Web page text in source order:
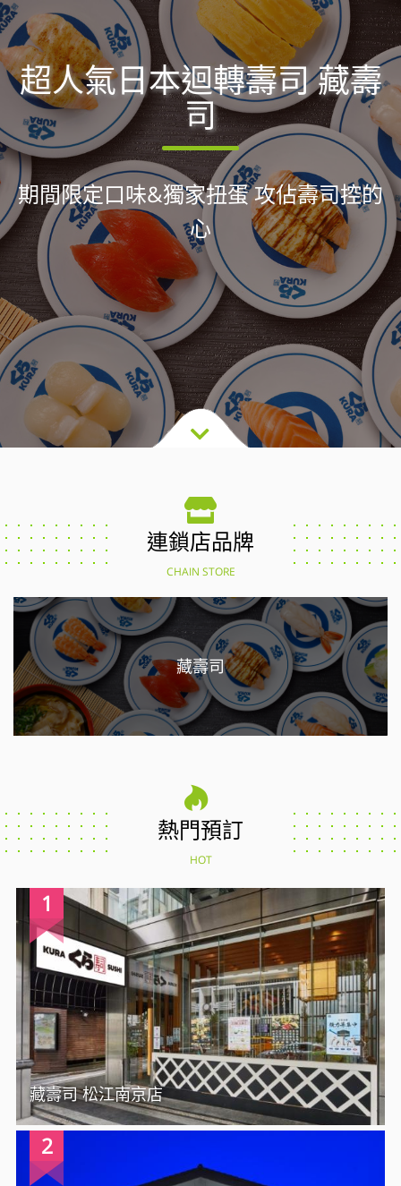
超人氣日本迴轉壽司 藏壽
司
期間限定口味&獨家扭蛋 攻佔壽司控的
心
連鎖店品牌
CHAIN STORE
藏壽司
熱門預訂
HOT
1
藏壽司 松江南京店
2